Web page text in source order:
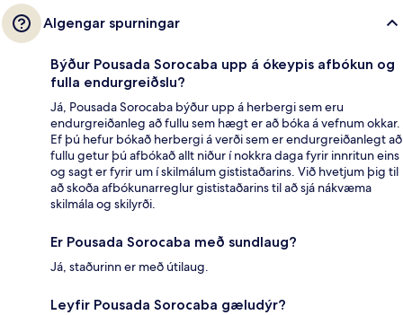
Algengar spurningar
Býður Pousada Sorocaba upp á ókeypis afbókun og
fulla endurgreiðslu?
Já, Pousada Sorocaba býður upp á herbergi sem eru
endurgreiðanleg að fullu sem hægt er að bóka á vefnum okkar.
Ef þú hefur bókað herbergi á verði sem er endurgreiðanlegt að
fullu getur þú afbókað allt niður í nokkra daga fyrir innritun eins
og sagt er fyrir um í skilmálum gististaðarins. Við hvetjum þig til
að skoða afbókunarreglur gististaðarins til að sjá nákvæma
skilmála og skilyrði.
Er Pousada Sorocaba með sundlaug?
Já, staðurinn er með útilaug.
Leyfir Pousada Sorocaba gæludýr?